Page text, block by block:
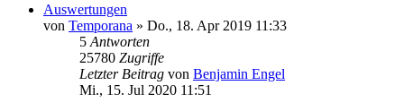
Auswertungen
von Temporana » Do., 18. Apr 2019 11:33
5 Antworten
25780 Zugriffe
Letzter Beitrag von Benjamin Engel
Mi., 15. Jul 2020 11:51